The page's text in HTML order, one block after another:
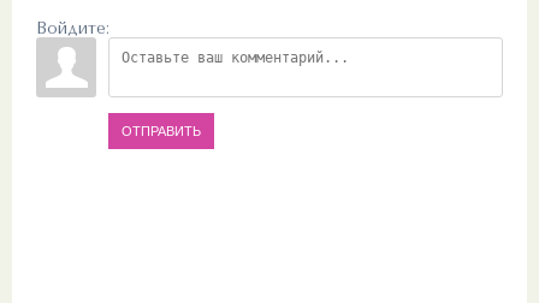
Войдите:
ОТПРАВИТЬ